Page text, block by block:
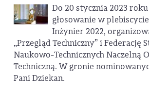
Do 20 stycznia 2023
głosowanie w
Inżynier 2022,
„Przegląd Techniczny” i Federację
Naukowo-Technicznych Naczelną
Techniczną. W gronie
Pani Dziekan.